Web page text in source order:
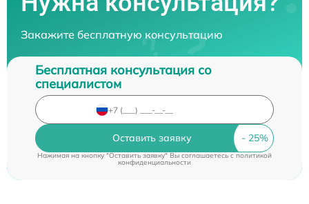
Закажите бесплатную консультацию
Бесплатная консультация со
специалистом
Оставить заявку
Нажимая на кнопку "Оставить заявку" Вы соглашаетесь c политикой
конфиденциальности